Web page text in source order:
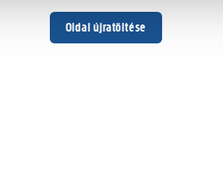
Oldal újratöltése